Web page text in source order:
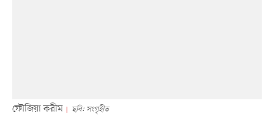
ফৌজিয়া করীম ছবি: সংগৃহীত